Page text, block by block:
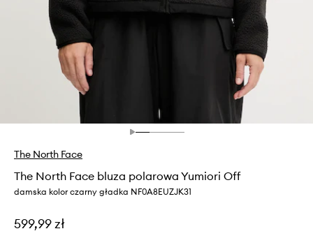
The North Face
The North Face bluza polarowa Yumiori Off
damska kolor czarny gładka NF0A8EUZJK31
599,99 zł